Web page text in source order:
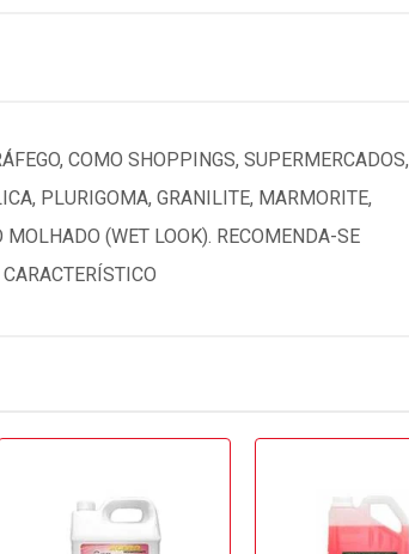
COMO SHOPPINGS, SUPERMERCADOS,
PLURIGOMA, GRANILITE, MARMORITE,
(WET LOOK). RECOMENDA-SE